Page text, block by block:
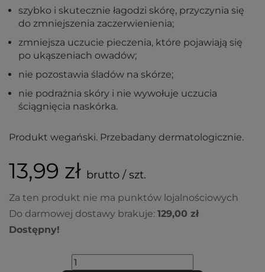
szybko i skutecznie łagodzi skórę, przyczynia się
do zmniejszenia zaczerwienienia;
zmniejsza uczucie pieczenia, które pojawiają się
po ukąszeniach owadów;
nie pozostawia śladów na skórze;
nie podrażnia skóry i nie wywołuje uczucia
ściągnięcia naskórka.
Produkt wegański. Przebadany dermatologicznie.
13,99 zł brutto / szt.
Za ten produkt nie ma punktów lojalnościowych
Do darmowej dostawy brakuje: 129,00 zł
Dostępny!